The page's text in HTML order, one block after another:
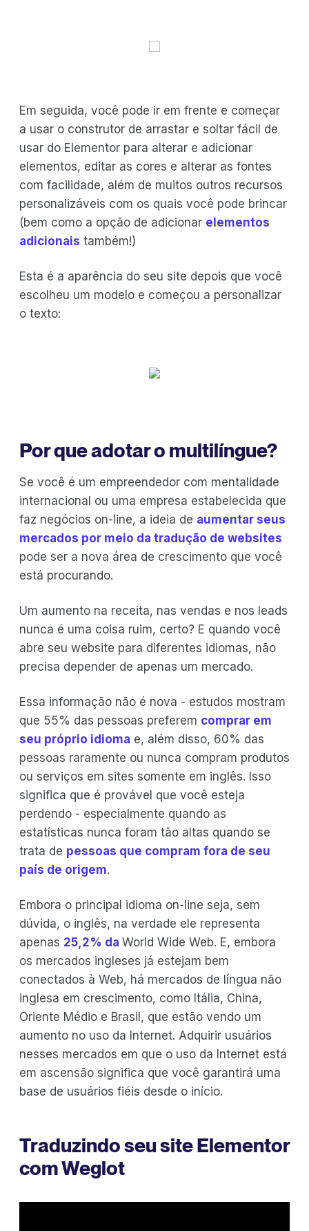
Em seguida, você pode ir em frente e começar
a usar o construtor de arrastar e soltar fácil de
usar do Elementor para alterar e adicionar
elementos, editar as cores e alterar as fontes
com facilidade, além de muitos outros recursos
personalizáveis com os quais você pode brincar
(bem como a opção de adicionar elementos
adicionais também!)
Esta é a aparência do seu site depois que você
escolheu um modelo e começou a personalizar
o texto:
Por que adotar o multilíngue?
Se você é um empreendedor com mentalidade
internacional ou uma empresa estabelecida que
faz negócios on-line, a ideia de aumentar seus
mercados por meio da tradução de websites
pode ser a nova área de crescimento que você
está procurando.
Um aumento na receita, nas vendas e nos leads
nunca é uma coisa ruim, certo? E quando você
abre seu website para diferentes idiomas, não
precisa depender de apenas um mercado.
Essa informação não é nova - estudos mostram
que 55% das pessoas preferem comprar em
seu próprio idioma e, além disso, 60% das
pessoas raramente ou nunca compram produtos
ou serviços em sites somente em inglês. Isso
significa que é provável que você esteja
perdendo - especialmente quando as
estatísticas nunca foram tão altas quando se
trata de pessoas que compram fora de seu
país de origem.
Embora o principal idioma on-line seja, sem
dúvida, o inglês, na verdade ele representa
apenas 25,2% da World Wide Web. E, embora
os mercados ingleses já estejam bem
conectados à Web, há mercados de língua não
inglesa em crescimento, como Itália, China,
Oriente Médio e Brasil, que estão vendo um
aumento no uso da Internet. Adquirir usuários
nesses mercados em que o uso da Internet está
em ascensão significa que você garantirá uma
base de usuários fiéis desde o início.
Traduzindo seu site Elementor
com Weglot